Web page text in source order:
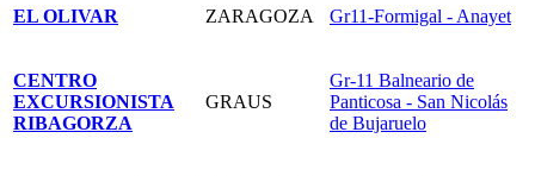
EL OLIVAR ZARAGOZA Gr11-Formigal - Anayet
CENTRO
EXCURSIONISTA
RIBAGORZA
GRAUS
Gr-11 Balneario de
Panticosa - San Nicolás
de Bujaruelo